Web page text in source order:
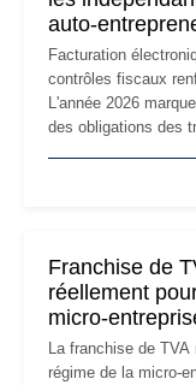
auto-
Facturation
contrôles fiscaux
L'année 2026
des obligations des
les auto-
Franchise de
réellement
micro-
La franchise de
régime de la micro-